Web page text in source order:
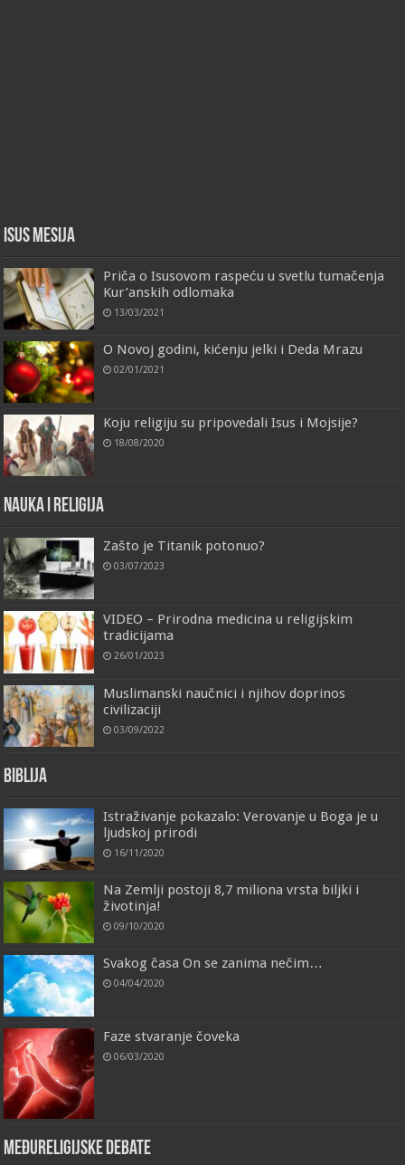
Isus Mesija
Priča o Isusovom raspeću u svetlu tumačenja
Kur’anskih odlomaka
13/03/2021
O Novoj godini, kićenju jelki i Deda Mrazu
02/01/2021
Koju religiju su pripovedali Isus i Mojsije?
18/08/2020
Nauka i religija
Zašto je Titanik potonuo?
03/07/2023
VIDEO – Prirodna medicina u religijskim
tradicijama
26/01/2023
Muslimanski naučnici i njihov doprinos
civilizaciji
03/09/2022
Biblija
Istraživanje pokazalo: Verovanje u Boga je u
ljudskoj prirodi
16/11/2020
Na Zemlji postoji 8,7 miliona vrsta biljki i
životinja!
09/10/2020
Svakog časa On se zanima nečim…
04/04/2020
Faze stvaranje čoveka
06/03/2020
Međureligijske debate